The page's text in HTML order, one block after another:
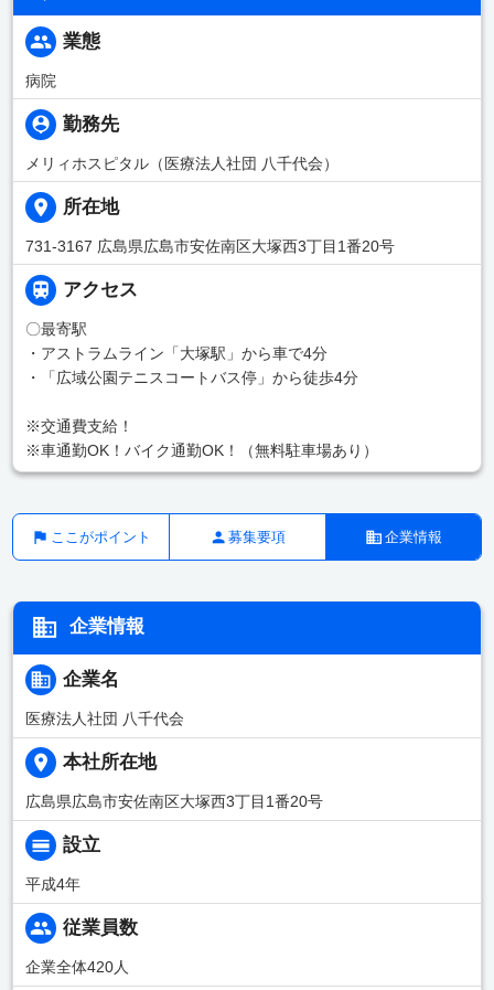
業態
病院
勤務先
メリィホスピタル（医療法人社団 八千代会）
所在地
731-3167 広島県広島市安佐南区大塚西3丁目1番20号
アクセス
〇最寄駅
・アストラムライン「大塚駅」から車で4分
・「広域公園テニスコートバス停」から徒歩4分
※交通費支給！
※車通勤OK！バイク通勤OK！（無料駐車場あり）
ここがポイント 募集要項 企業情報
企業情報
企業名
医療法人社団 八千代会
本社所在地
広島県広島市安佐南区大塚西3丁目1番20号
設立
平成4年
従業員数
企業全体420人